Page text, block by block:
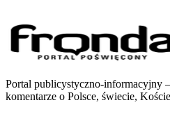
Portal publicystyczno-informacyjny
komentarze o Polsce, świecie,